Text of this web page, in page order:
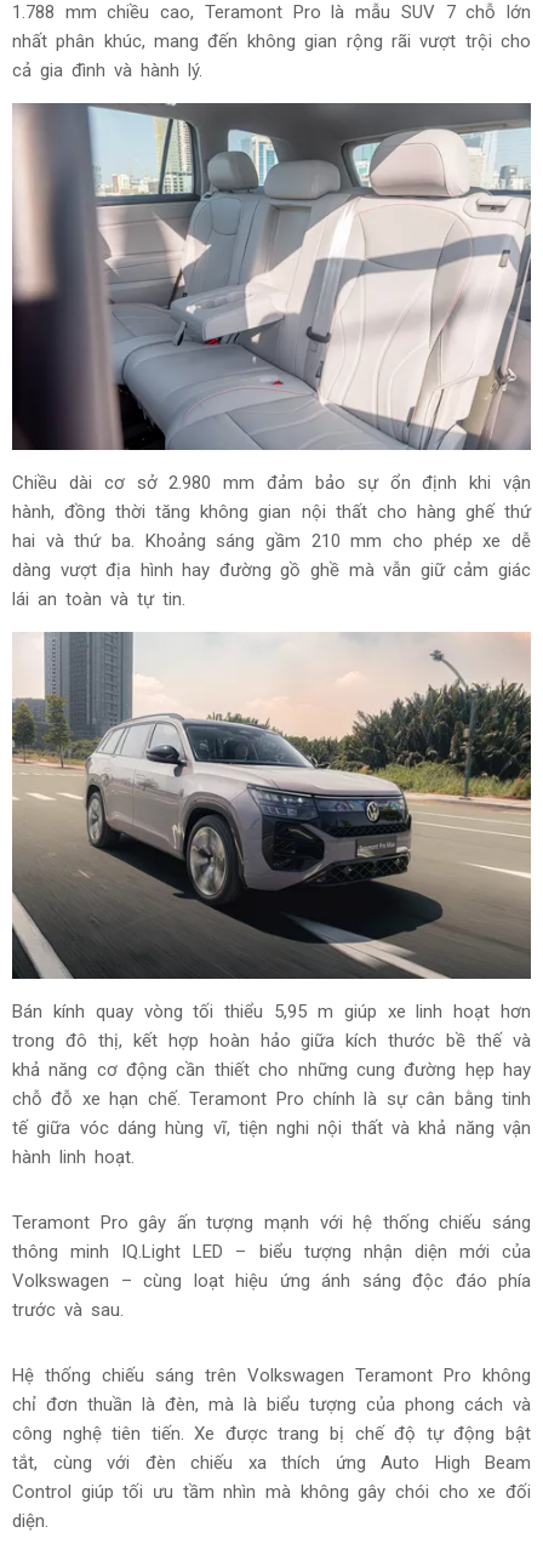
1.788 mm chiều cao, Teramont Pro là mẫu SUV 7 chỗ lớn
nhất phân khúc, mang đến không gian rộng rãi vượt trội cho
cả gia đình và hành lý.
Chiều dài cơ sở 2.980 mm đảm bảo sự ổn định khi vận
hành, đồng thời tăng không gian nội thất cho hàng ghế thứ
hai và thứ ba. Khoảng sáng gầm 210 mm cho phép xe dễ
dàng vượt địa hình hay đường gồ ghề mà vẫn giữ cảm giác
lái an toàn và tự tin.
Bán kính quay vòng tối thiểu 5,95 m giúp xe linh hoạt hơn
trong đô thị, kết hợp hoàn hảo giữa kích thước bề thế và
khả năng cơ động cần thiết cho những cung đường hẹp hay
chỗ đỗ xe hạn chế. Teramont Pro chính là sự cân bằng tinh
tế giữa vóc dáng hùng vĩ, tiện nghi nội thất và khả năng vận
hành linh hoạt.